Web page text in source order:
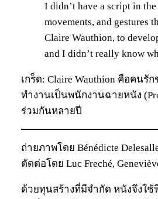
I didn’t have a script in
movements, and gestures
Claire Wauthion, to
and I didn’t really know
เกร็ด: Claire Wauthion คือคนรั
ทำงานเป็นพนักงานฉายหนัง
ร่วมกันหลายปี
ถ่ายภาพโดย Bénédicte
ตัดต่อโดย Luc Freché,
ด้วยทุนสร้างที่มีจำกัด หนังจึงใช้